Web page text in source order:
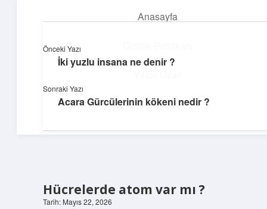
Anasayfa
Hakkımızda
Huzurlu Yaşam Tüyoları
Hayatına ferahlık katan öneriler!
Hücrelerde atom var mı ?
Tarih: Mayıs 22, 2026
Önceki Yazı
İki yuzlu insana ne denir ?
Sonraki Yazı
Acara Gürcülerinin kökeni nedir ?